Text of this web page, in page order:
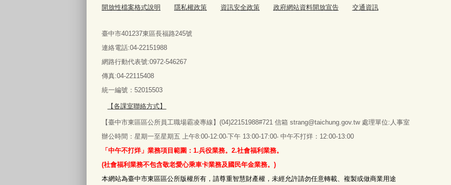
開放性檔案格式說明 隱私權政策 資訊安全政策 政府網站資料開放宣告 交通資訊
臺中市401237東區長福路245號
連絡電話:04-22151988
網路行動代表號:0972-546267
傳真:04-22115408
統一編號：52015503
【各課室聯絡方式】
【臺中市東區區公所員工職場霸凌專線】(04)22151988#721 信箱 strang@taichung.gov.tw處理單位:人事室
辦公時間：星期一至星期五 上午8:00-12:00‧下午 13:00-17:00‧ 中午不打烊：12:00-13:00
「中午不打烊」業務項目範圍：1.兵役業務。2.社會福利業務。
(社會福利業務不包含敬老愛心乘車卡業務及國民年金業務。)
本網站為臺中市東區區公所版權所有，請尊重智慧財產權，未經允許請勿任意轉載、複製或做商業用途